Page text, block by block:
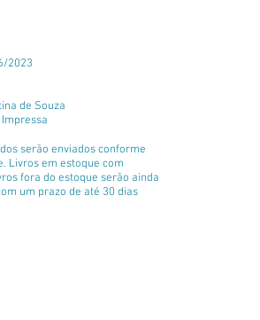
2023
de Souza
serão enviados conforme
Livros em estoque com
fora do estoque serão ainda
um prazo de até 30 dias